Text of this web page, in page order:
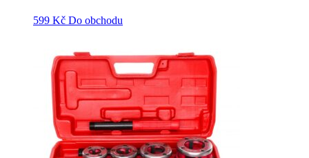
599 Kč Do obchodu